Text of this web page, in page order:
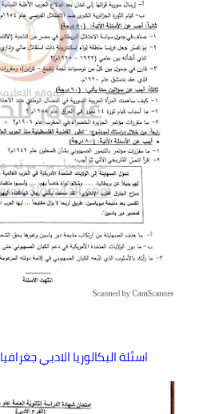
اسئلة البكالوريا الادبي جغرافيا 2019 سوريا دورة 1